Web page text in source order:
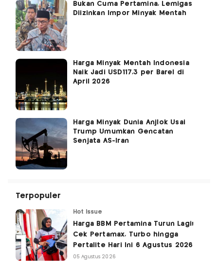
Bukan Cuma Pertamina, Lemigas
Diizinkan Impor Minyak Mentah
Harga Minyak Mentah Indonesia
Naik Jadi USD117,3 per Barel di
April 2026
Harga Minyak Dunia Anjlok Usai
Trump Umumkan Gencatan
Senjata AS-Iran
Terpopuler
Hot Issue
Harga BBM Pertamina Turun Lagi!
Cek Pertamax, Turbo hingga
Pertalite Hari Ini 6 Agustus 2026
05 Agustus 2026